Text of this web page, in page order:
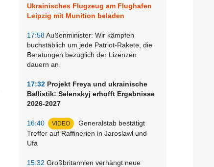
Ukrainisches Flugzeug am Flughafen
Leipzig mit Munition beladen
17:58Außenminister: Wir kämpfen
buchstäblich um jede Patriot-Rakete, die
Beratungen bezüglich der Lizenzen
dauern an
17:32 Projekt Freya und ukrainische
Ballistik: Selenskyj erhofft Ergebnisse
2026-2027
16:40 VIDEO
Generalstab bestätigt
Treffer auf Raffinerien in Jaroslawl und
Ufa
15:32 Großbritannien verhängt neue